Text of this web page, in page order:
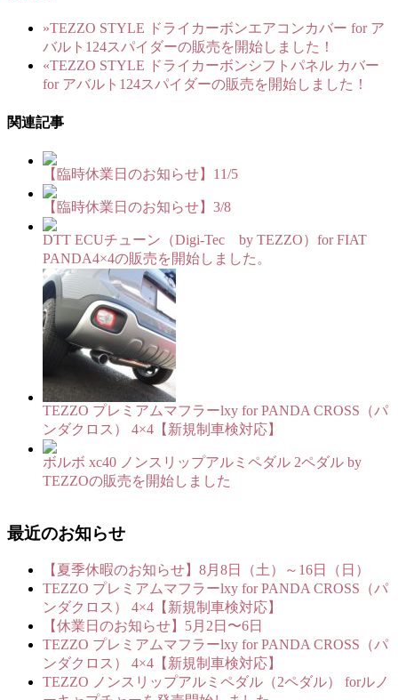
»TEZZO STYLE ドライカーボンエアコンカバー for ア
バルト124スパイダーの販売を開始しました！
«TEZZO STYLE ドライカーボンシフトパネル カバー
for アバルト124スパイダーの販売を開始しました！
関連記事
【臨時休業日のお知らせ】11/5
【臨時休業日のお知らせ】3/8
DTT ECUチューン（Digi-Tec by TEZZO）for FIAT
PANDA4×4の販売を開始しました。
TEZZO プレミアムマフラーlxy for PANDA CROSS（パ
ンダクロス） 4×4【新規制車検対応】
ボルボ xc40 ノンスリップアルミペダル 2ペダル by
TEZZOの販売を開始しました
最近のお知らせ
【夏季休暇のお知らせ】8月8日（土）～16日（日）
TEZZO プレミアムマフラーlxy for PANDA CROSS（パ
ンダクロス） 4×4【新規制車検対応】
【休業日のお知らせ】5月2日〜6日
TEZZO プレミアムマフラーlxy for PANDA CROSS（パ
ンダクロス） 4×4【新規制車検対応】
TEZZO ノンスリップアルミペダル（2ペダル） forルノ